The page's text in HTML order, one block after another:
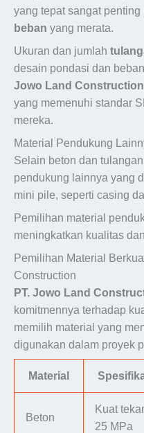
yang tepat sangat penting
beban yang merata.
Ukuran dan jumlah
desain pondasi dan
Jowo Land Construction
yang memenuhi standar
mereka.
Material Pendukung
Selain beton dan
pendukung lainnya yang
mini pile, seperti casing
Pemilihan material
meningkatkan kualitas
Pemilihan Material
Construction
PT. Jowo Land
komitmennya terhadap
memilih material yang
digunakan dalam proyek
Material
Beton
Kuat
25 MPa